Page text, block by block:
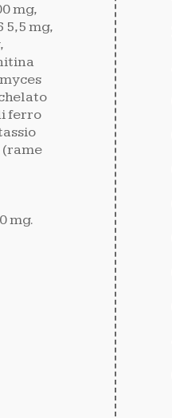
mg,
5,5 mg,
ferro
(rame
mg.